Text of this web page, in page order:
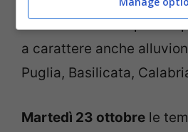
ondata di maltempo che
a carattere anche
Puglia, Basilicata,
Martedì 23 ottobre le